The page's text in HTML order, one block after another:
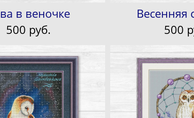
в веночке
500 pуб.
Весенняя
500